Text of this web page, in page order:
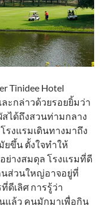
Tinidee Hotel
ละกล่าวด้วยรอยยิ้มว่า
ได้ถึงสวนท่ามกลาง
รงแรมเดินทางมาถึง
ยขึ้น ตั้งใจทำให้
ย่างสมดุล โรงแรมที่ดี
นส่วนใหญ่อาจอยู่ที่
ดีเลิศ การรู้ว่า
แล้ว คนมักมาเพื่อกิน